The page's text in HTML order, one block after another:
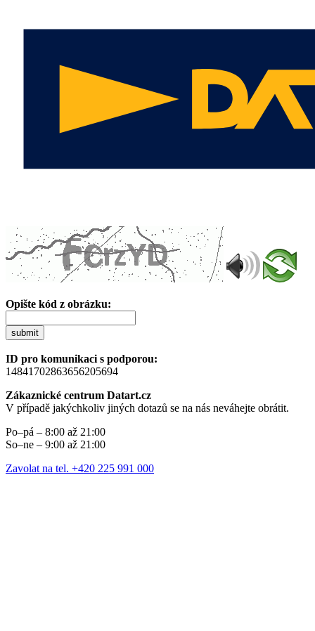
Opište kód z obrázku:
submit
ID pro komunikaci s podporou:
14841702863656205694
Zákaznické centrum Datart.cz
V případě jakýchkoliv jiných dotazů se na nás neváhejte obrátit.
Po–pá – 8:00 až 21:00
So–ne – 9:00 až 21:00
Zavolat na tel. +420 225 991 000